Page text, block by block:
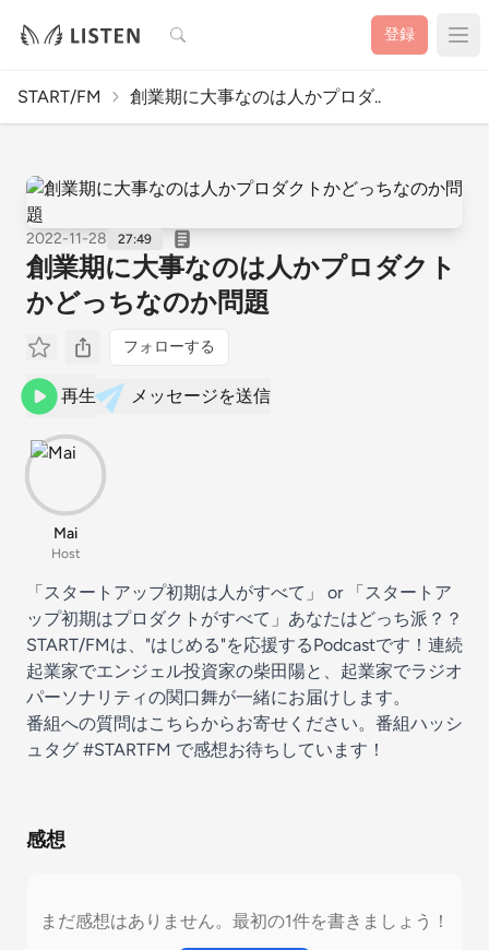
検索 登録
START/FM 創業期に大事なのは人かプロダ..
2022-11-28 27:49
創業期に大事なのは人かプロダクト
かどっちなのか問題
フォローする
再生 メッセージを送信
Mai
Host
「スタートアップ初期は人がすべて」 or 「スタートア
ップ初期はプロダクトがすべて」あなたはどっち派？？
START/FMは、"はじめる"を応援するPodcastです！連続
起業家でエンジェル投資家の柴田陽と、起業家でラジオ
パーソナリティの関口舞が一緒にお届けします。
番組への質問はこちらからお寄せください。番組ハッシ
ュタグ #STARTFM で感想お待ちしています！
感想
まだ感想はありません。最初の1件を書きましょう！